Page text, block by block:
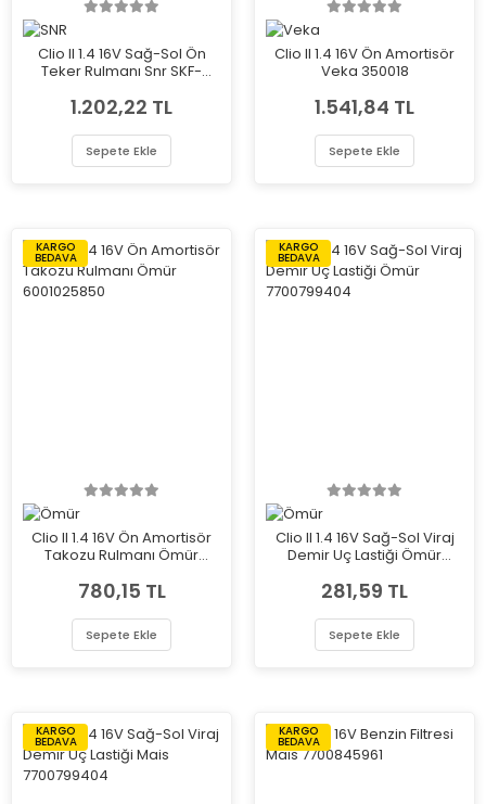
Clio II 1.4 16V Sağ-Sol Ön
Teker Rulmanı Snr SKF-
1.202,22 TL
Sepete Ekle
Clio II 1.4 16V Ön Amortisör
Veka 350018
1.541,84 TL
Sepete Ekle
KARGO
BEDAVA
Clio II 1.4 16V Ön Amortisör
Takozu Rulmanı Ömür
780,15 TL
Sepete Ekle
KARGO
BEDAVA
Clio II 1.4 16V Sağ-Sol Viraj
Demir Uç Lastiği Ömür
281,59 TL
Sepete Ekle
KARGO
BEDAVA
KARGO
BEDAVA